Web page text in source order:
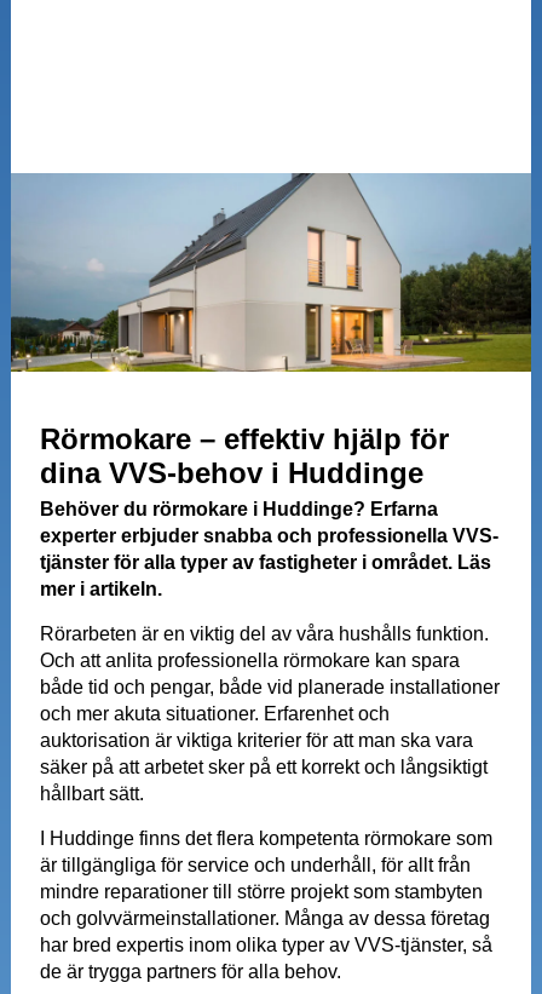
Rörmokare – effektiv hjälp för
dina VVS-behov i Huddinge
Behöver du rörmokare i Huddinge? Erfarna
experter erbjuder snabba och professionella VVS-
tjänster för alla typer av fastigheter i området. Läs
mer i artikeln.
Rörarbeten är en viktig del av våra hushålls funktion.
Och att anlita professionella rörmokare kan spara
både tid och pengar, både vid planerade installationer
och mer akuta situationer. Erfarenhet och
auktorisation är viktiga kriterier för att man ska vara
säker på att arbetet sker på ett korrekt och långsiktigt
hållbart sätt.
I Huddinge finns det flera kompetenta rörmokare som
är tillgängliga för service och underhåll, för allt från
mindre reparationer till större projekt som stambyten
och golvvärmeinstallationer. Många av dessa företag
har bred expertis inom olika typer av VVS-tjänster, så
de är trygga partners för alla behov.